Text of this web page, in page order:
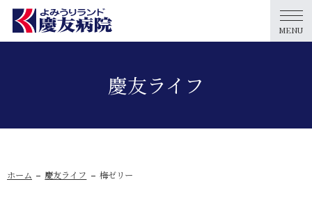
MENU
慶友ライフ
ホーム 慶友ライフ 梅ゼリー